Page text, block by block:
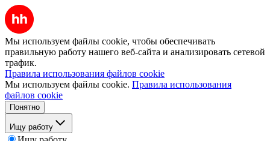
Мы используем файлы cookie, чтобы обеспечивать
правильную работу нашего веб-сайта и анализировать сетевой
трафик.
Правила использования файлов cookie
Мы используем файлы cookie. Правила использования
файлов cookie
Понятно
Ищу работу